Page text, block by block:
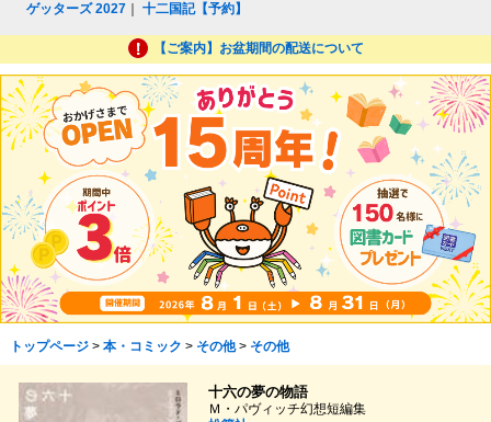
ゲッターズ 2027 ｜十二国記【予約】
【ご案内】お盆期間の配送について
トップページ> 本・コミック > その他> その他
十六の夢の物語
Ｍ・パヴィッチ幻想短編集